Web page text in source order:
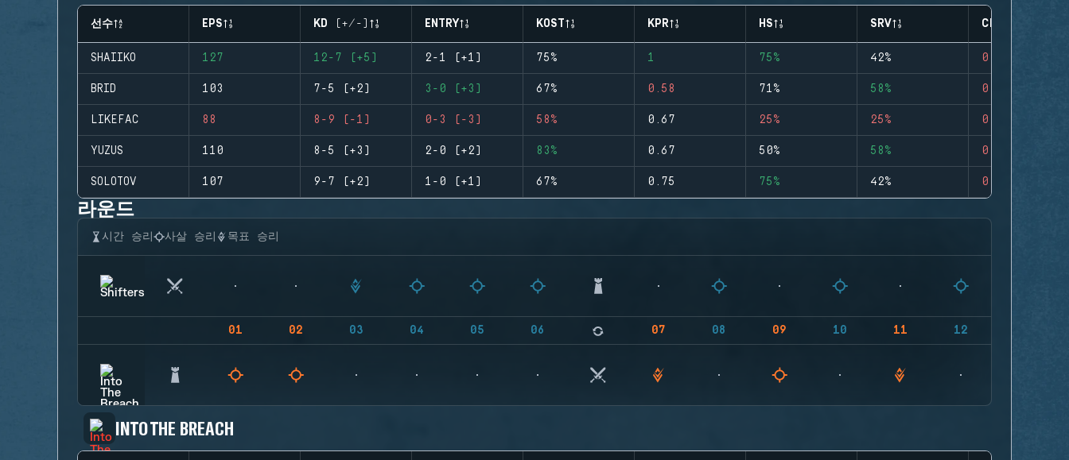
선수 EPS KD (+/-) ENTRY KOST KPR HS SRV CLUTCHES
SHAIIKO 127 12-7 (+5) 2-1 (+1) 75% 1 75% 42% 0
BRID 103 7-5 (+2) 3-0 (+3) 67% 0.58 71% 58% 0
LIKEFAC 88 8-9 (-1) 0-3 (-3) 58% 0.67 25% 25% 0
YUZUS 110 8-5 (+3) 2-0 (+2) 83% 0.67 50% 58% 0
SOLOTOV 107 9-7 (+2) 1-0 (+1) 67% 0.75 75% 42% 0
라운드
시간 승리 사살 승리 목표 승리
01 02 03 04 05 06 07 08 09 10 11 12
INTO THE BREACH